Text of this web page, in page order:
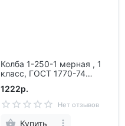
Колба 1-250-1 мерная , 1
класс, ГОСТ 1770-74
1222р.
Нет отзывов
Купить